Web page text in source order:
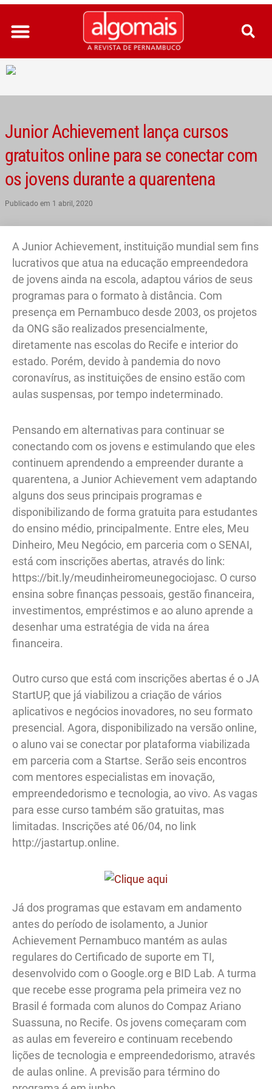
Ir
para
conteúdo
Junior Achievement lança cursos
gratuitos online para se conectar com
os jovens durante a quarentena
Publicado em 1 abril, 2020
A Junior Achievement, instituição mundial sem fins
lucrativos que atua na educação empreendedora
de jovens ainda na escola, adaptou vários de seus
programas para o formato à distância. Com
presença em Pernambuco desde 2003, os projetos
da ONG são realizados presencialmente,
diretamente nas escolas do Recife e interior do
estado. Porém, devido à pandemia do novo
coronavírus, as instituições de ensino estão com
aulas suspensas, por tempo indeterminado.
Pensando em alternativas para continuar se
conectando com os jovens e estimulando que eles
continuem aprendendo a empreender durante a
quarentena, a Junior Achievement vem adaptando
alguns dos seus principais programas e
disponibilizando de forma gratuita para estudantes
do ensino médio, principalmente. Entre eles, Meu
Dinheiro, Meu Negócio, em parceria com o SENAI,
está com inscrições abertas, através do link:
https://bit.ly/meudinheiromeunegociojasc. O curso
ensina sobre finanças pessoais, gestão financeira,
investimentos, empréstimos e ao aluno aprende a
desenhar uma estratégia de vida na área
financeira.
Outro curso que está com inscrições abertas é o JA
StartUP, que já viabilizou a criação de vários
aplicativos e negócios inovadores, no seu formato
presencial. Agora, disponibilizado na versão online,
o aluno vai se conectar por plataforma viabilizada
em parceria com a Startse. Serão seis encontros
com mentores especialistas em inovação,
empreendedorismo e tecnologia, ao vivo. As vagas
para esse curso também são gratuitas, mas
limitadas. Inscrições até 06/04, no link
http://jastartup.online.
Já dos programas que estavam em andamento
antes do período de isolamento, a Junior
Achievement Pernambuco mantém as aulas
regulares do Certificado de suporte em TI,
desenvolvido com o Google.org e BID Lab. A turma
que recebe esse programa pela primeira vez no
Brasil é formada com alunos do Compaz Ariano
Suassuna, no Recife. Os jovens começaram com
as aulas em fevereiro e continuam recebendo
lições de tecnologia e empreendedorismo, através
de aulas online. A previsão para término do